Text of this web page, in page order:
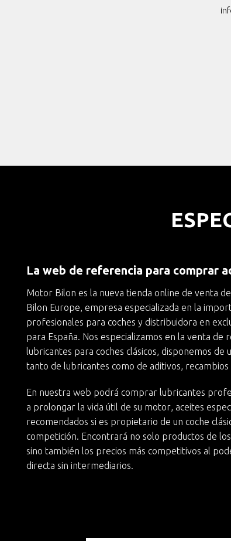
La web de referencia para comprar
Motor Bilon es la nueva tienda online de venta
Bilon Europe, empresa especializada en la
profesionales para coches y distribuidora en
para España. Nos especializamos en la venta de
lubricantes para coches clásicos, disponemos de
tanto de lubricantes como de aditivos, recambios
En nuestra web podrá comprar lubricantes
a prolongar la vida útil de su motor, aceites
recomendados si es propietario de un coche
competición. Encontrará no solo productos de
sino también los precios más competitivos al
directa sin intermediarios.